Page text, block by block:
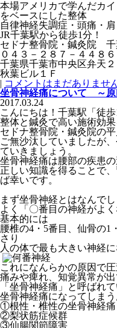
本場アメリカで学んだカ
をベースにした整体
自律神経失調症・頭痛・
JR千葉駅から徒歩1分！
セドナ整骨院・鍼灸院 千
０４３－２８７－４４８６
千葉県千葉市中央区弁天２
秋葉ビル１Ｆ
| コメントはまだありませ
坐骨神経痛について ～
2017.03.24
こんにちは！千葉駅「徒歩
整体と鍼灸で高い施術効果
セドナ整骨院・鍼灸院の平
ご無沙汰していましたが
ていきましょう。
坐骨神経痛は腰部の疾患
正しい知識を得ることで
ば幸いです。
まず坐骨神経とはなんでし
よく「〇番目の神経がよ
基本的には
腰椎の4・5番目、仙骨の1
さり
人の体で最も大きい神経
これになんらかの原因で
痛みや痺れ、知覚異常が
「坐骨神経痛」と呼ばれて
坐骨神経痛になってしま
①根性・椎性の坐骨神経痛
②梨状筋症候群
③仙腸関節障害